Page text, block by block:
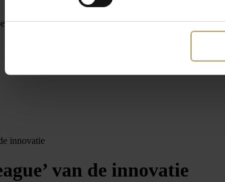
een zoekterm in:
innovatie
van de innovatie